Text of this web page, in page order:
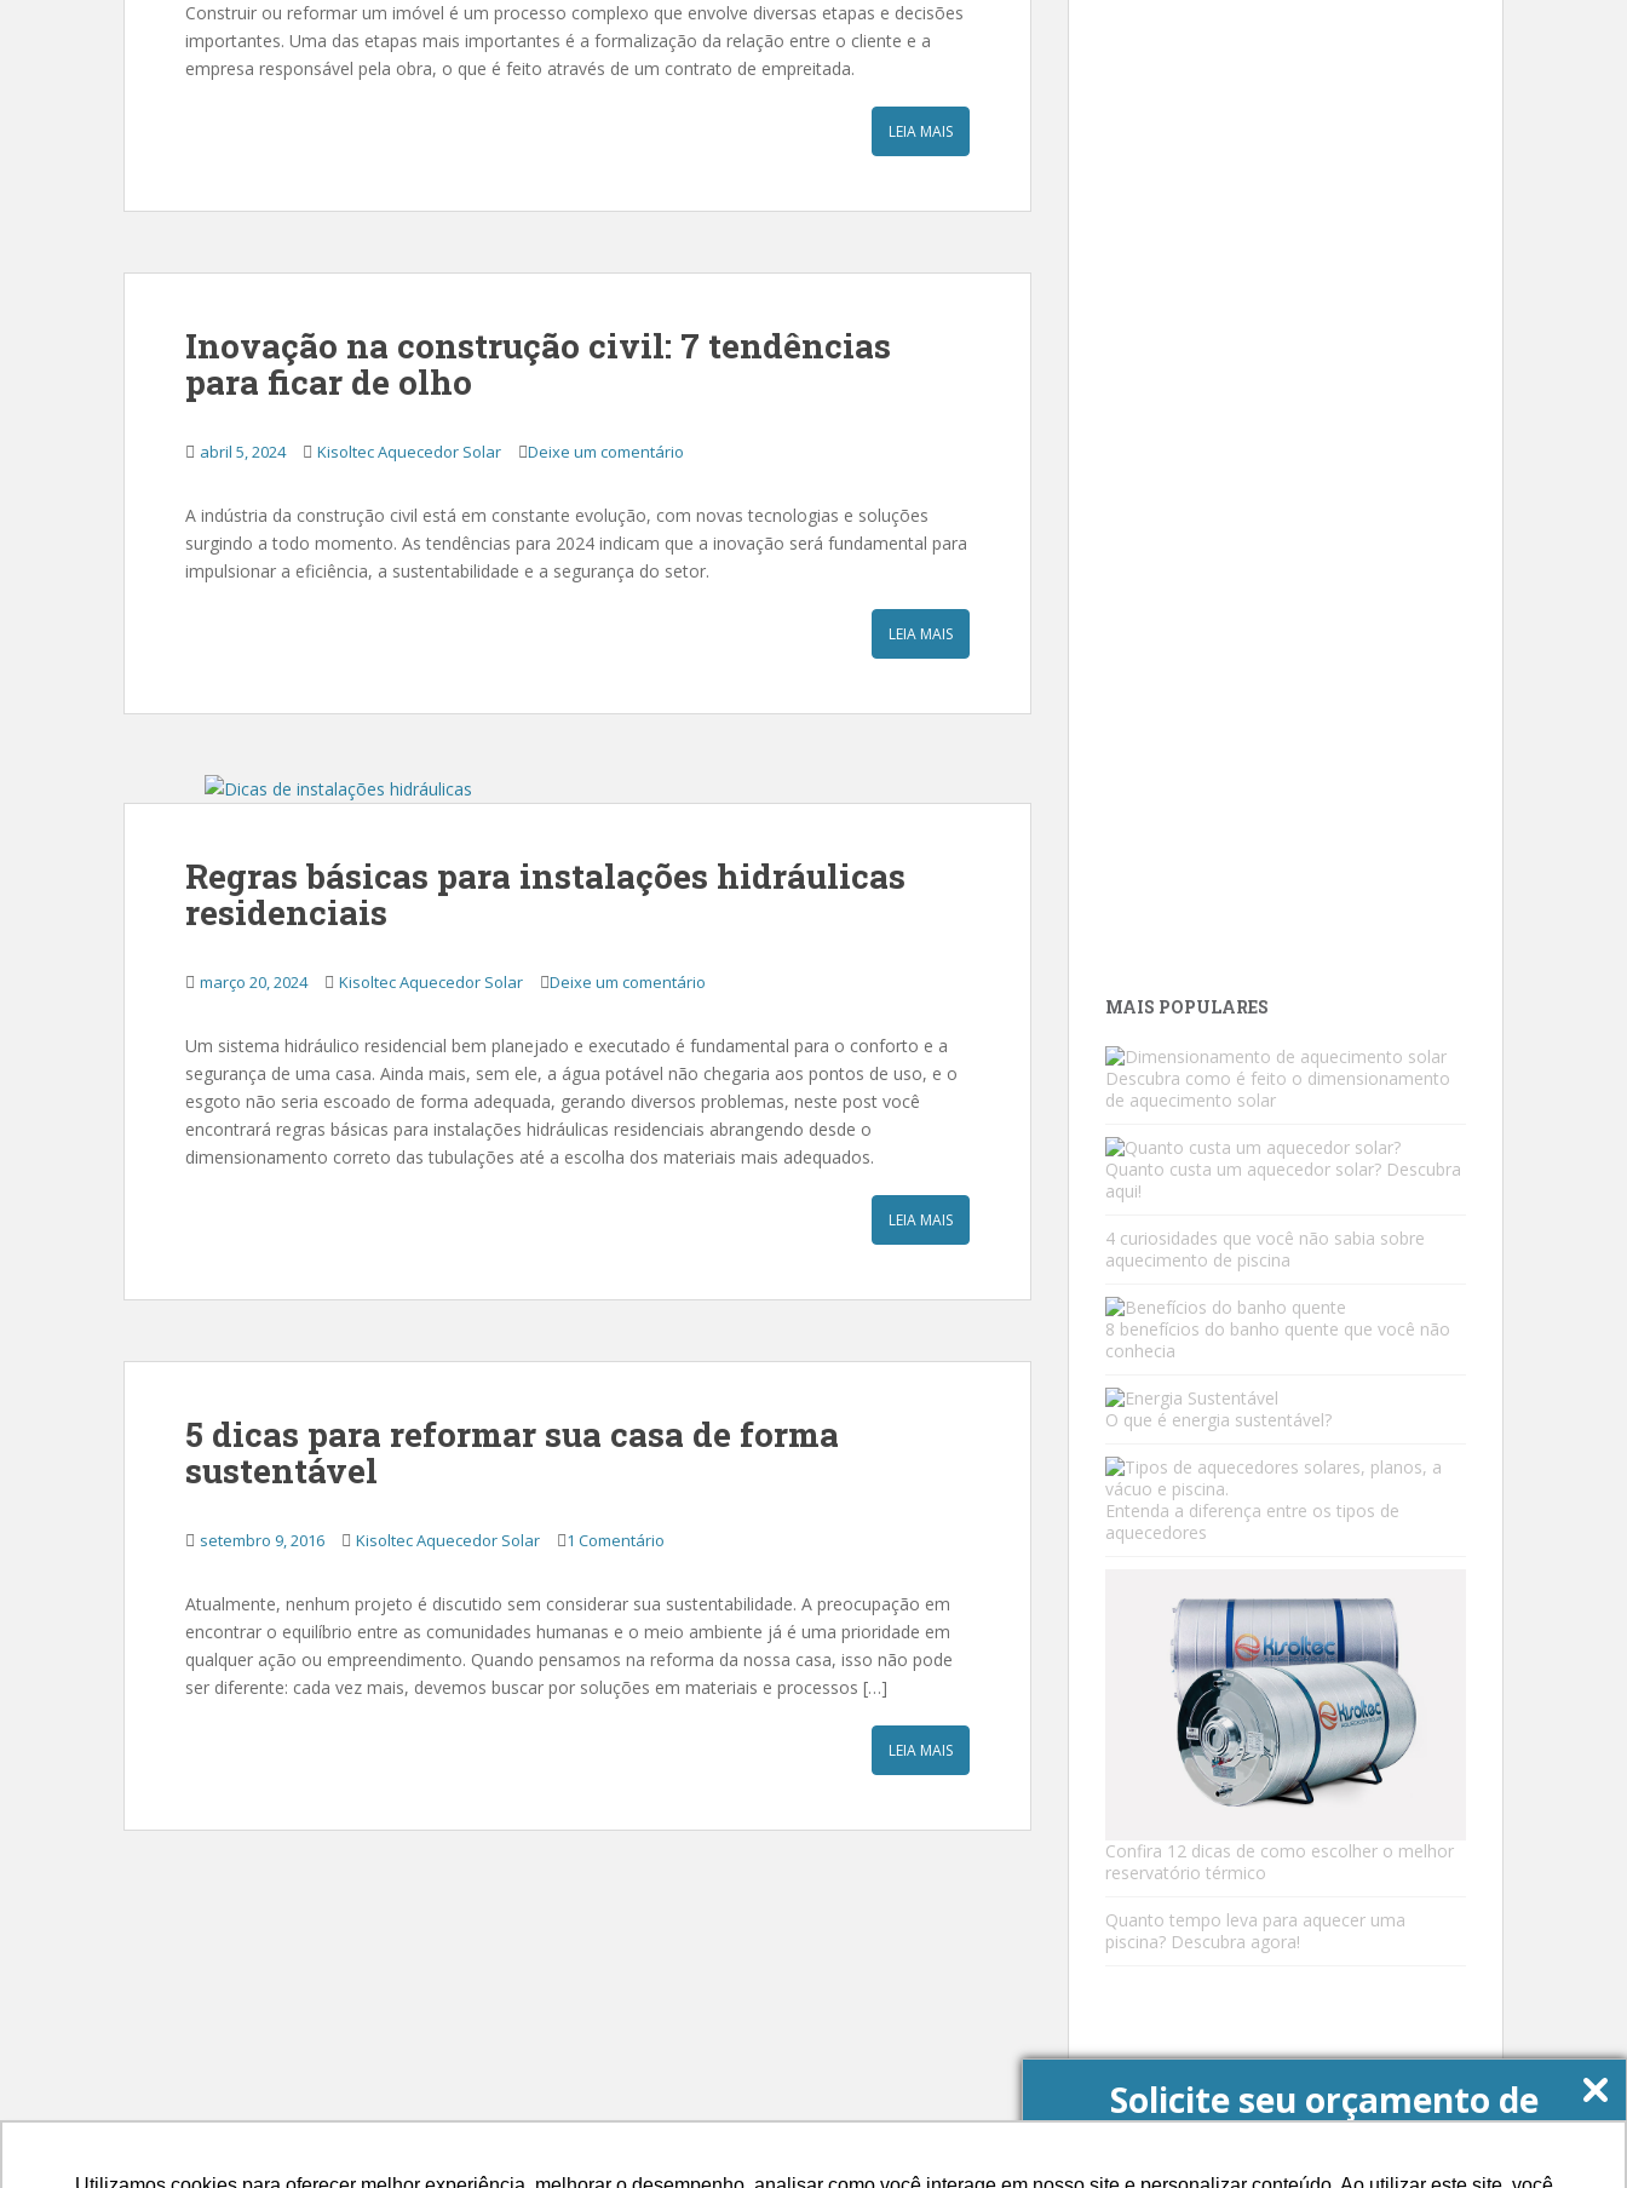
Solicite seu orçamento de
Construir ou reformar um imóvel é um processo complexo que envolve diversas etapas e decisões
importantes. Uma das etapas mais importantes é a formalização da relação entre o cliente e a
empresa responsável pela obra, o que é feito através de um contrato de empreitada.
LEIA MAIS
Inovação na construção civil: 7 tendências
para ficar de olho
abril 5, 2024 Kisoltec Aquecedor Solar Deixe um comentário
A indústria da construção civil está em constante evolução, com novas tecnologias e soluções
surgindo a todo momento. As tendências para 2024 indicam que a inovação será fundamental para
impulsionar a eficiência, a sustentabilidade e a segurança do setor.
LEIA MAIS
Regras básicas para instalações hidráulicas
residenciais
março 20, 2024 Kisoltec Aquecedor Solar Deixe um comentário
Um sistema hidráulico residencial bem planejado e executado é fundamental para o conforto e a
segurança de uma casa. Ainda mais, sem ele, a água potável não chegaria aos pontos de uso, e o
esgoto não seria escoado de forma adequada, gerando diversos problemas, neste post você
encontrará regras básicas para instalações hidráulicas residenciais abrangendo desde o
dimensionamento correto das tubulações até a escolha dos materiais mais adequados.
LEIA MAIS
5 dicas para reformar sua casa de forma
sustentável
setembro 9, 2016 Kisoltec Aquecedor Solar 1 Comentário
Atualmente, nenhum projeto é discutido sem considerar sua sustentabilidade. A preocupação em
encontrar o equilíbrio entre as comunidades humanas e o meio ambiente já é uma prioridade em
qualquer ação ou empreendimento. Quando pensamos na reforma da nossa casa, isso não pode
ser diferente: cada vez mais, devemos buscar por soluções em materiais e processos […]
LEIA MAIS
MAIS POPULARES
Descubra como é feito o dimensionamento
de aquecimento solar
Quanto custa um aquecedor solar? Descubra
aqui!
4 curiosidades que você não sabia sobre
aquecimento de piscina
8 benefícios do banho quente que você não
conhecia
O que é energia sustentável?
Entenda a diferença entre os tipos de
aquecedores
Confira 12 dicas de como escolher o melhor
reservatório térmico
Quanto tempo leva para aquecer uma
piscina? Descubra agora!